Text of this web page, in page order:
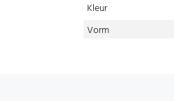
Kleur
Vorm